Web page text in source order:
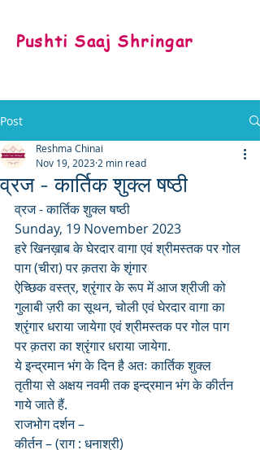
Pushti Saaj Shringar
Post
व्रज - कार्तिक शुक्ल षष्ठी
Reshma Chinai
Nov 19, 2023 2 min read
व्रज - कार्तिक शुक्ल षष्ठी
Sunday, 19 November 2023
हरे खिनख़ाब के घेरदार वागा एवं श्रीमस्तक पर गोल
पाग (चीरा) पर क़तरा के शृंगार
ऐच्छिक वस्त्र, श्रृंगार के रूप में आज श्रीजी को
गुलाबी ज़री का सूथन, चोली एवं घेरदार वागा का
श्रृंगार धराया जायेगा एवं श्रीमस्तक पर गोल पाग
पर क़तरा का श्रृंगार धराया जायेगा.
ये इन्द्रमान भंग के दिन है अतः कार्तिक शुक्ल
तृतीया से अक्षय नवमी तक इन्द्रमान भंग के कीर्तन
गाये जाते हैं.
राजभोग दर्शन –
कीर्तन – (राग : धनाश्री)